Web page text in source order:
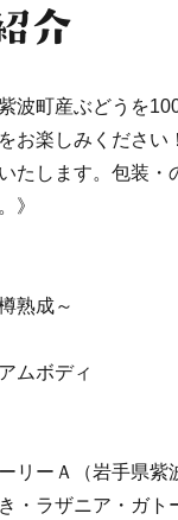
波町産ぶどうを
お楽しみください！
たします。包装
》
熟成～
ムボディ
リーＡ（岩手県紫
・ラザニア・ガト